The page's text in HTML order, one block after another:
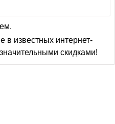
известных интернет-
скидками!